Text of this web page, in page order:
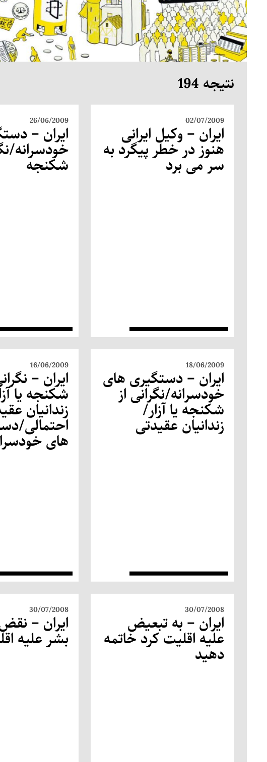
نتیجه 194
02/07/2009
ایران – وکیل ایرانی
هنوز در خطر پیگرد به
سر می برد
26/06/2009
ایران –
خودسرانه/
شکنجه
18/06/2009
ایران – دستگیری های
خودسرانه/نگرانی از
شکنجه یا آزار/
زندانیان عقیدتی
16/06/2009
ایران –
شکنجه یا
زندانیان
احتمالی/
های
30/07/2008
ایران – به تبعیض
علیه اقلیت كرد خاتمه
دهید
30/07/2008
ایران –
بشر علیه